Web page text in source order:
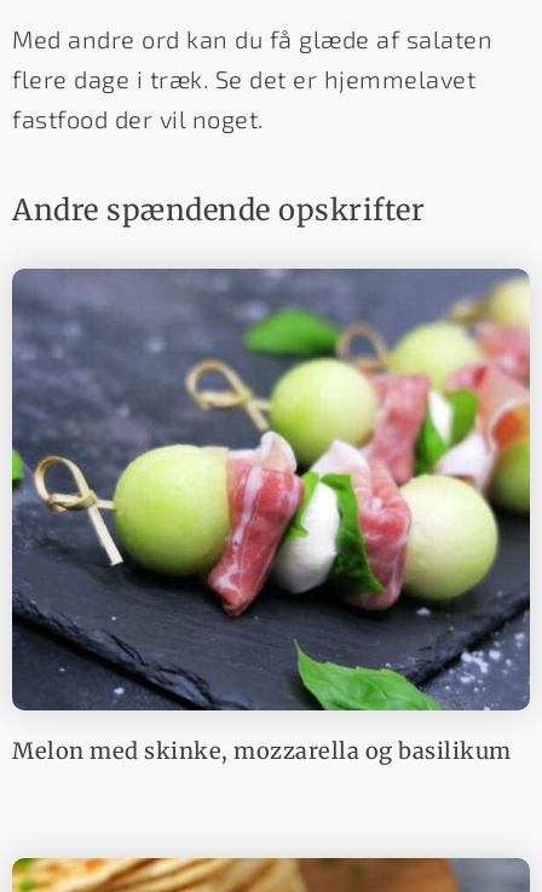
Med andre ord kan du få glæde af salaten
flere dage i træk. Se det er hjemmelavet
fastfood der vil noget.
Andre spændende opskrifter
Melon med skinke, mozzarella og basilikum